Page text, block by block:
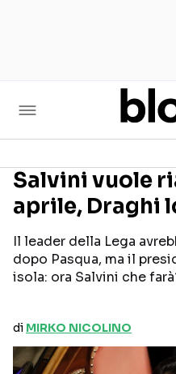
Salvini vuole
aprile, Draghi
Il leader della Lega
dopo Pasqua, ma il
isola: ora Salvini che
di MIRKO NICOLINO